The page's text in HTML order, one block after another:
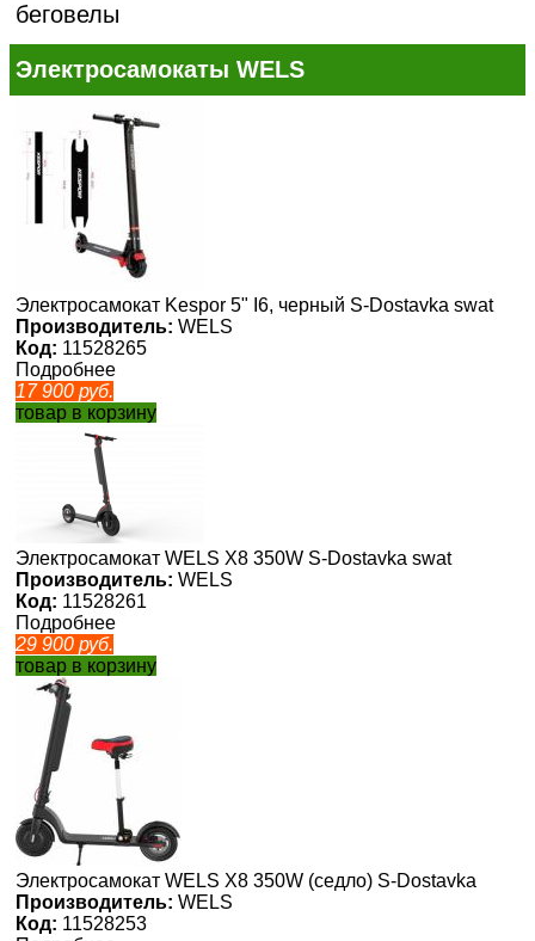
беговелы
Электросамокаты WELS
Электросамокат Kespor 5" I6, черный S-Dostavka swat
Производитель: WELS
Код: 11528265
Подробнее
17 900 руб.
товар в корзину
Электросамокат WELS X8 350W S-Dostavka swat
Производитель: WELS
Код: 11528261
Подробнее
29 900 руб.
товар в корзину
Электросамокат WELS X8 350W (седло) S-Dostavka
Производитель: WELS
Код: 11528253